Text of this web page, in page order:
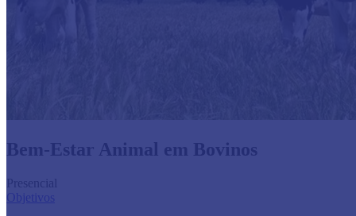
Bem-Estar Animal em Bovinos
Presencial
Objetivos